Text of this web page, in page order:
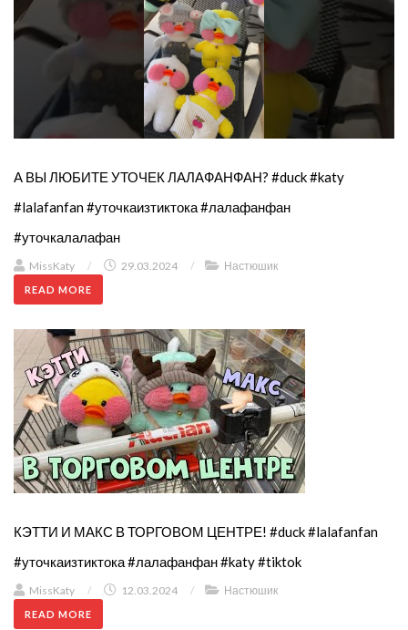
А ВЫ ЛЮБИТЕ УТОЧЕК ЛАЛАФАНФАН? #duck #katy
#lalafanfan #уточкаизтиктока #лалафанфан
#уточкалалафан
MissKaty / 29.03.2024 / Настюшик
READ MORE
КЭТТИ И МАКС В ТОРГОВОМ ЦЕНТРЕ! #duck #lalafanfan
#уточкаизтиктока #лалафанфан #katy #tiktok
MissKaty / 12.03.2024 / Настюшик
READ MORE